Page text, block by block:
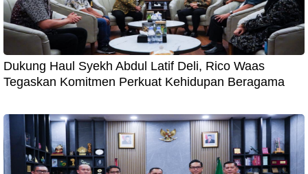
Dukung Haul Syekh Abdul Latif Deli, Rico Waas
Tegaskan Komitmen Perkuat Kehidupan Beragama